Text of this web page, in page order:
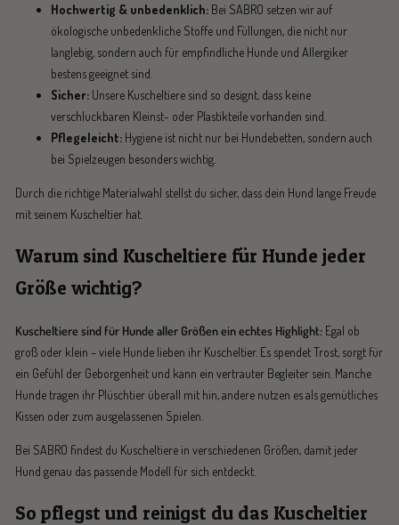
Hochwertig & unbedenklich: Bei SABRO setzen wir auf
ökologische unbedenkliche Stoffe und Füllungen, die nicht nur
langlebig, sondern auch für empfindliche Hunde und Allergiker
bestens geeignet sind.
Sicher: Unsere Kuscheltiere sind so designt, dass keine
verschluckbaren Kleinst- oder Plastikteile vorhanden sind.
Pflegeleicht: Hygiene ist nicht nur bei Hundebetten, sondern auch
bei Spielzeugen besonders wichtig.
Durch die richtige Materialwahl stellst du sicher, dass dein Hund lange Freude
mit seinem Kuscheltier hat.
Warum sind Kuscheltiere für Hunde jeder
Größe wichtig?
Kuscheltiere sind für Hunde aller Größen ein echtes Highlight: Egal ob
groß oder klein – viele Hunde lieben ihr Kuscheltier. Es spendet Trost, sorgt für
ein Gefühl der Geborgenheit und kann ein vertrauter Begleiter sein. Manche
Hunde tragen ihr Plüschtier überall mit hin, andere nutzen es als gemütliches
Kissen oder zum ausgelassenen Spielen.
Bei SABRO findest du Kuscheltiere in verschiedenen Größen, damit jeder
Hund genau das passende Modell für sich entdeckt.
So pflegst und reinigst du das Kuscheltier